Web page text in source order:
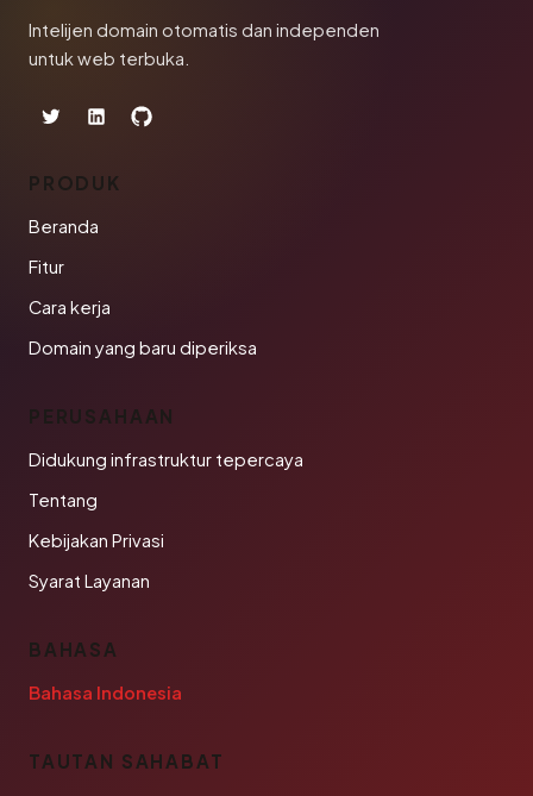
Intelijen domain otomatis dan independen
untuk web terbuka.
PRODUK
Beranda
Fitur
Cara kerja
Domain yang baru diperiksa
PERUSAHAAN
Didukung infrastruktur tepercaya
Tentang
Kebijakan Privasi
Syarat Layanan
BAHASA
Bahasa Indonesia
TAUTAN SAHABAT